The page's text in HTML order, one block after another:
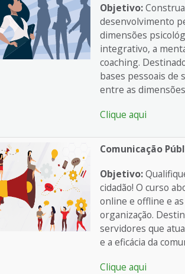
Objetivo:
desenvolvimento
dimensões
integrativo, a
coaching.
bases pessoais de
entre as
Clique aqui
Comunicação
Objetivo:
cidadão! O curso
online e offline e
organização.
servidores que
e a eficácia da
Clique aqui